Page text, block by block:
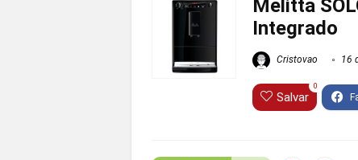
Melitta
Integrado
Cristovao 16
Salvar
0